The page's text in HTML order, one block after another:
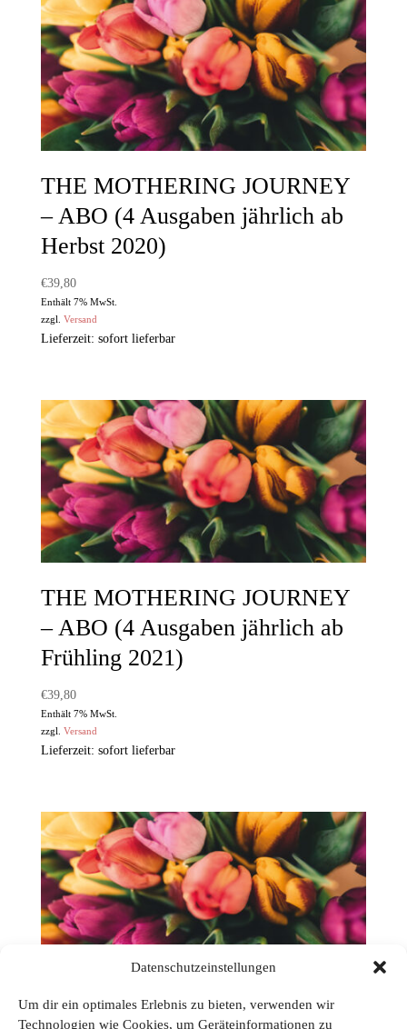
Datenschutzeinstellungen
Um dir ein optimales Erlebnis zu bieten, verwenden wir
Technologien wie Cookies, um Geräteinformationen zu
THE MOTHERING JOURNEY
– ABO (4 Ausgaben jährlich ab
Herbst 2020)
€39,80
Enthält 7% MwSt.
zzgl. Versand
Lieferzeit: sofort lieferbar
THE MOTHERING JOURNEY
– ABO (4 Ausgaben jährlich ab
Frühling 2021)
€39,80
Enthält 7% MwSt.
zzgl. Versand
Lieferzeit: sofort lieferbar
THE MOTHERING JOURNEY